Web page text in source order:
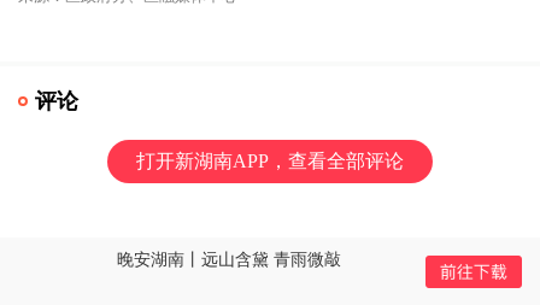
评论
打开新湖南APP，查看全部评论
晚安湖南丨远山含黛 青雨微敲